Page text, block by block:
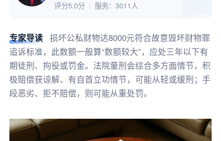
评分5.0分 服务： 3011人
专家导读
损坏公私财物达8000元符合故意毁坏财物罪
追诉标准，此数额一般算“数额较大”，应处三年以下有
期徒刑、拘役或罚金。法院量刑会综合多方面情节，积
极赔偿获谅解、有自首立功情节，可能从轻或缓刑；手
段恶劣、拒不赔偿，则可能从重处罚。